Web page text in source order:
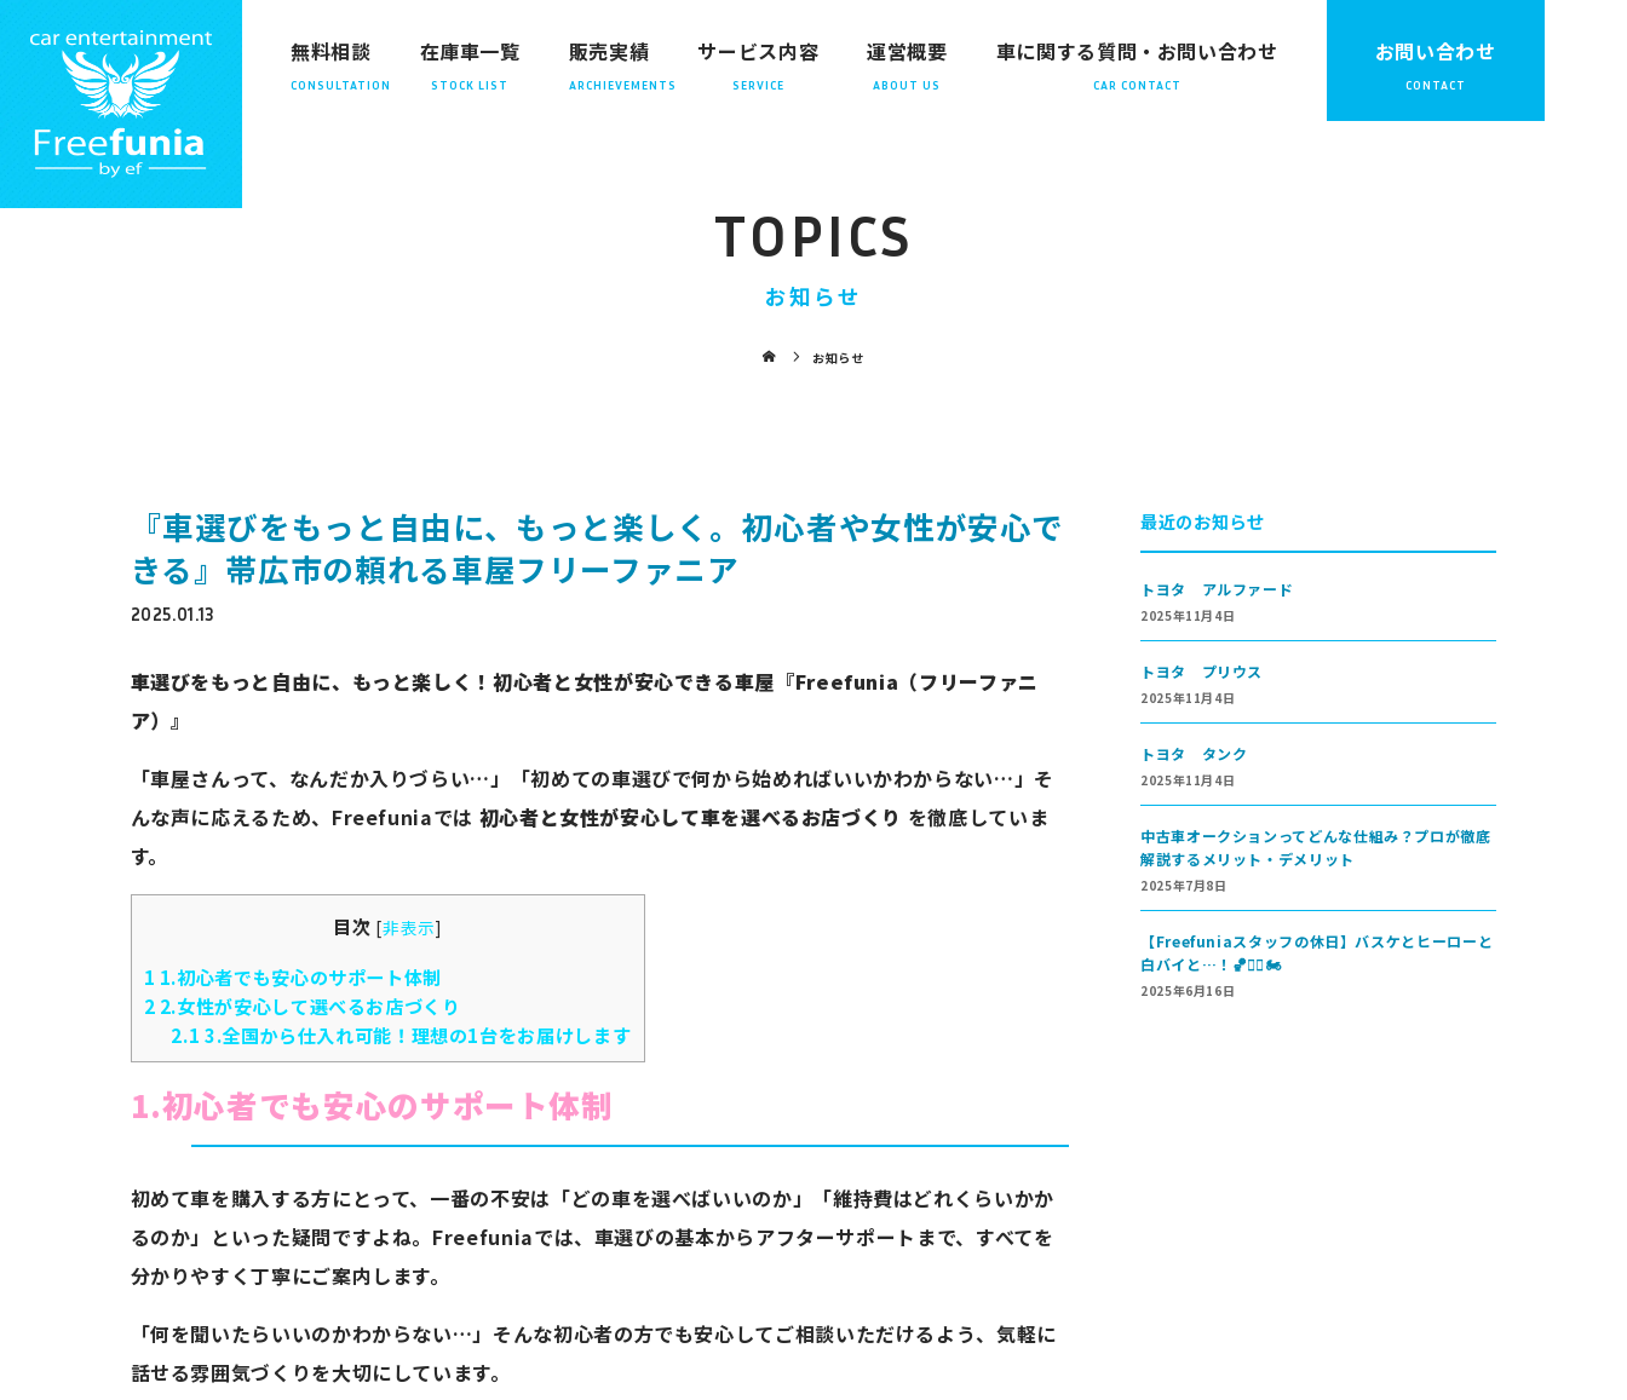
無料相談 在庫車一覧 販売実績 サービス内容 運営概要 車に関する質問・お問い合わせ お問い合わせ
TOPICS
お知らせ
お知らせ
『車選びをもっと自由に、もっと楽しく。初心者や女性が安心で
きる』帯広市の頼れる車屋フリーファニア
2025.01.13
車選びをもっと自由に、もっと楽しく！初心者と女性が安心できる車屋『Freefunia（フリーファニ
ア）』
「車屋さんって、なんだか入りづらい…」「初めての車選びで何から始めればいいかわからない…」そ
んな声に応えるため、Freefuniaでは 初心者と女性が安心して車を選べるお店づくり を徹底していま
す。
目次 [非表示]
1 1.初心者でも安心のサポート体制
2 2.女性が安心して選べるお店づくり
2.1 3.全国から仕入れ可能！理想の1台をお届けします
1.初心者でも安心のサポート体制
初めて車を購入する方にとって、一番の不安は「どの車を選べばいいのか」「維持費はどれくらいかか
るのか」といった疑問ですよね。Freefuniaでは、車選びの基本からアフターサポートまで、すべてを
分かりやすく丁寧にご案内します。
「何を聞いたらいいのかわからない…」そんな初心者の方でも安心してご相談いただけるよう、気軽に
話せる雰囲気づくりを大切にしています。
最近のお知らせ
トヨタ アルファード
2025年11月4日
トヨタ プリウス
2025年11月4日
トヨタ タンク
2025年11月4日
中古車オークションってどんな仕組み？プロが徹底
解説するメリット・デメリット
2025年7月8日
【Freefuniaスタッフの休日】バスケとヒーローと
白バイと…！🏀🦸‍♂️🏍
2025年6月16日